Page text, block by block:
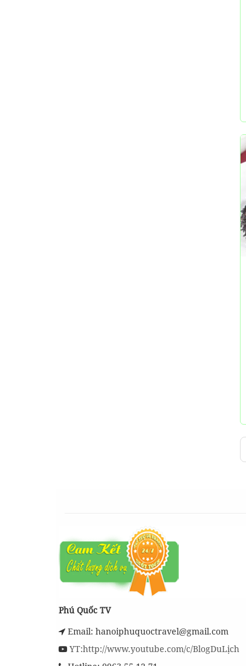
Phú Quốc TV
Email: hanoiphuquoctravel@gmail.com
YT:http://www.youtube.com/c/BlogDuLịch